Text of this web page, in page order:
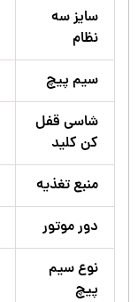
سایز سه
نظام
سیم پیچ
شاسی قفل
کن کلید
منبع تغذیه
دور موتور
نوع سیم
پیچ